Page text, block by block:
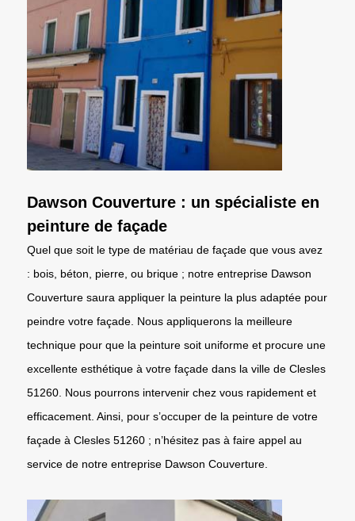
Dawson Couverture : un spécialiste en
peinture de façade
Quel que soit le type de matériau de façade que vous avez
: bois, béton, pierre, ou brique ; notre entreprise Dawson
Couverture saura appliquer la peinture la plus adaptée pour
peindre votre façade. Nous appliquerons la meilleure
technique pour que la peinture soit uniforme et procure une
excellente esthétique à votre façade dans la ville de Clesles
51260. Nous pourrons intervenir chez vous rapidement et
efficacement. Ainsi, pour s’occuper de la peinture de votre
façade à Clesles 51260 ; n’hésitez pas à faire appel au
service de notre entreprise Dawson Couverture.